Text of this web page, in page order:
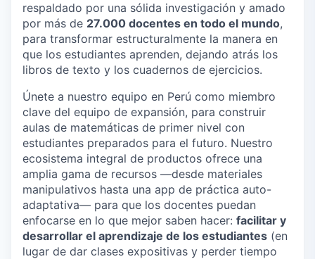
respaldado por una sólida investigación y amado
por más de 27.000 docentes en todo el mundo,
para transformar estructuralmente la manera en
que los estudiantes aprenden, dejando atrás los
libros de texto y los cuadernos de ejercicios.
Únete a nuestro equipo en Perú como miembro
clave del equipo de expansión, para construir
aulas de matemáticas de primer nivel con
estudiantes preparados para el futuro. Nuestro
ecosistema integral de productos ofrece una
amplia gama de recursos —desde materiales
manipulativos hasta una app de práctica auto-
adaptativa— para que los docentes puedan
enfocarse en lo que mejor saben hacer: facilitar y
desarrollar el aprendizaje de los estudiantes (en
lugar de dar clases expositivas y perder tiempo